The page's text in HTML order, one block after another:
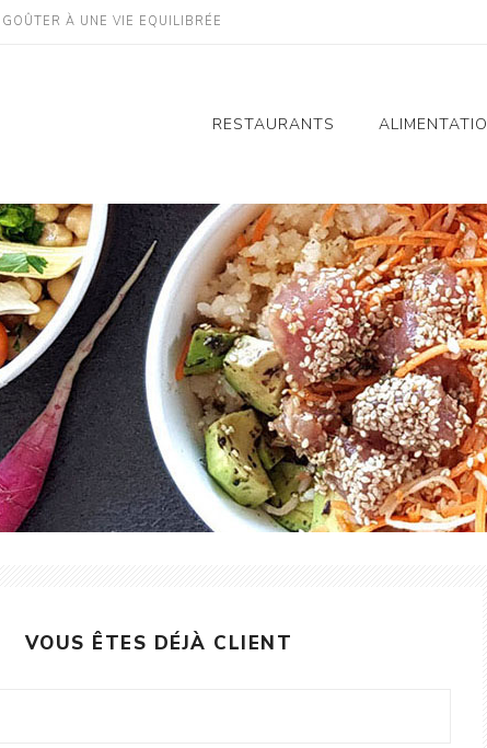
À UNE VIE EQUILIBRÉE
RESTAURANTS
Montpellier Gare St
Roch
Montpellier Décathlon
Odysseum
Montpellier Millénaire
Perpignan Gare
Charte
Santé
VOUS ÊTES DÉJÀ CLIENT